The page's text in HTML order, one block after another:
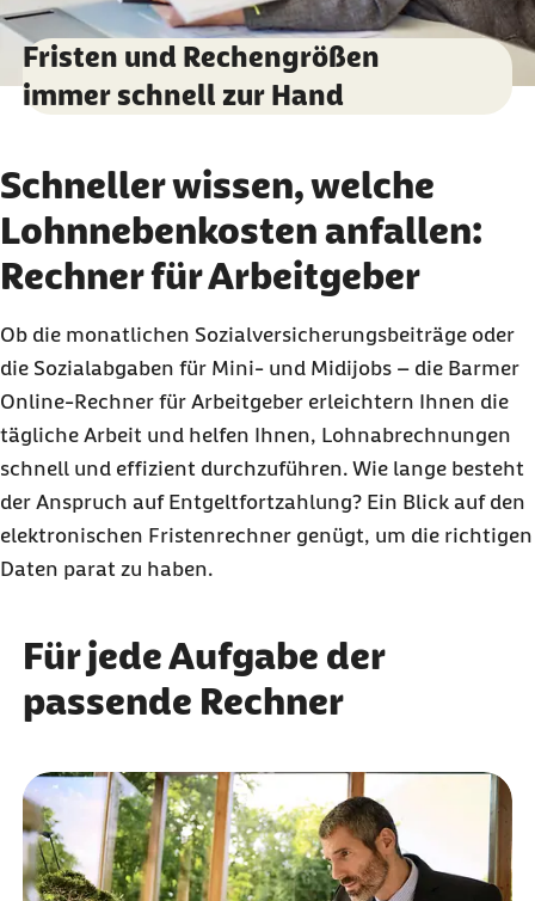
Fristen und Rechengrößen
immer schnell zur Hand
Schneller wissen, welche
Lohnnebenkosten anfallen:
Rechner für Arbeitgeber
Ob die monatlichen Sozialversicherungsbeiträge oder
die Sozialabgaben für Mini- und Midijobs – die Barmer
Online-Rechner für Arbeitgeber erleichtern Ihnen die
tägliche Arbeit und helfen Ihnen, Lohnabrechnungen
schnell und effizient durchzuführen. Wie lange besteht
der Anspruch auf Entgeltfortzahlung? Ein Blick auf den
elektronischen Fristenrechner genügt, um die richtigen
Daten parat zu haben.
Für jede Aufgabe der
passende Rechner